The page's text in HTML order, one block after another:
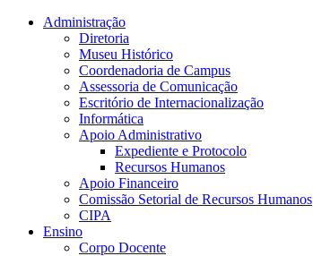
Conteúdo principal Menu principal
Administração
Diretoria
Museu Histórico
Coordenadoria de Campus
Assessoria de Comunicação
Escritório de Internacionalização
Informática
Apoio Administrativo
Expediente e Protocolo
Recursos Humanos
Apoio Financeiro
Comissão Setorial de Recursos Humanos
CIPA
Ensino
Corpo Docente